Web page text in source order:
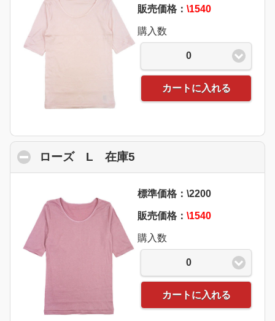
販売価格： \1540
購入数
0
カートに入れる
ローズ L 在庫5
標準価格：\2200
販売価格： \1540
購入数
0
カートに入れる